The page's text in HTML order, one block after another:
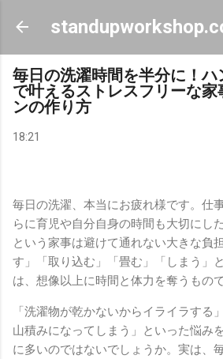
スキップしてメイン コンテ
毎日の洗濯時間を半分に！ハ
で叶えるストレスフリーな家
ンの作り方
18:21
毎日の洗濯、本当にお疲れ様です。仕
らに育児や自分自身の時間も大切にし
という家事は避けて通れない大きな負
す」「取り込む」「畳む」「しまう」
は、想像以上に時間と体力を奪うもので
「洗濯物が乾かないからイライラする
山積みになってしまう」といった悩み
に多いのではないでしょうか。実は、